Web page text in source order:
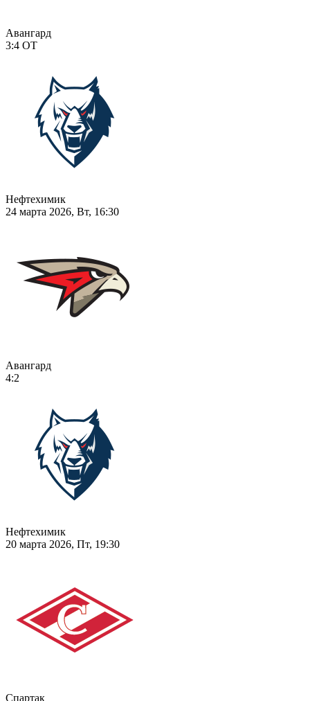
Авангард
3:4 ОТ
Нефтехимик
24 марта 2026, Вт, 16:30
Авангард
4:2
Нефтехимик
20 марта 2026, Пт, 19:30
Спартак